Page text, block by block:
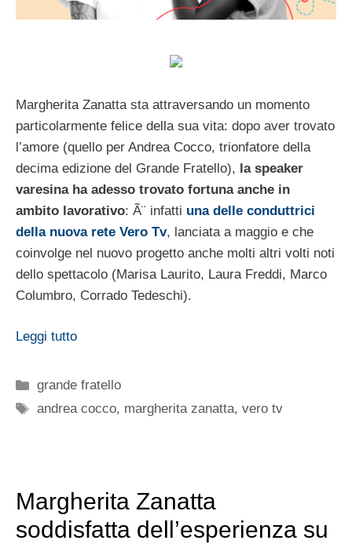
Margherita Zanatta sta attraversando un momento
particolarmente felice della sua vita: dopo aver trovato
l’amore (quello per Andrea Cocco, trionfatore della
decima edizione del Grande Fratello), la speaker
varesina ha adesso trovato fortuna anche in
ambito lavorativo: Ã¨ infatti una delle conduttrici
della nuova rete Vero Tv, lanciata a maggio e che
coinvolge nel nuovo progetto anche molti altri volti noti
dello spettacolo (Marisa Laurito, Laura Freddi, Marco
Columbro, Corrado Tedeschi).
Leggi tutto
Categorie
grande fratello
Tag
andrea cocco, margherita zanatta,vero tv
Margherita Zanatta
soddisfatta dell’esperienza su